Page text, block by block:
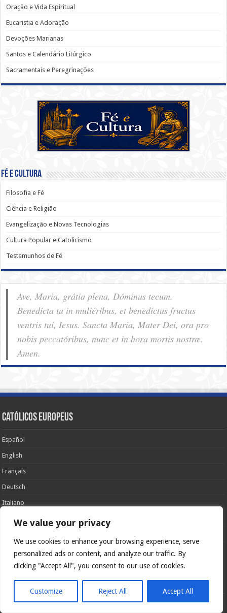
We value your privacy
We use cookies to enhance your browsing experience, serve
personalized ads or content, and analyze our traffic. By
clicking "Accept All", you consent to our use of cookies.
Customize Reject All Accept All
Oração e Vida Espiritual
Eucaristia e Adoração
Devoções Marianas
Santos e Calendário Litúrgico
Sacramentais e Peregrinações
Fé e Cultura
Filosofia e Fé
Ciência e Religião
Evangelização e Novas Tecnologias
Cultura Popular e Catolicismo
Testemunhos de Fé
Ave, Maria, grátia plena, Dóminus tecum.
Benedícta tu in muliéribus, et benedíctus fructus
ventris tui, Iesus. Sancta Maria, Mater Dei, ora pro
nobis pec­ca­tóribus, nunc et in hora mortis nostræ.
Amen.
Católicos Europeus
Español
English
Français
Deutsch
Italiano
Português
Glória Patri, et Fílio, et Spirítui Sancto. Sicut erat in princípio, et nunc et
semper et in sǽcula sæculórum. Amen.
Catholicus.eu
Carta de apresentação.